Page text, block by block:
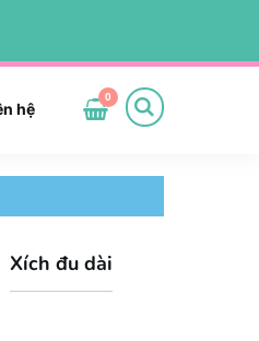
hệ
0
Xích đu dài